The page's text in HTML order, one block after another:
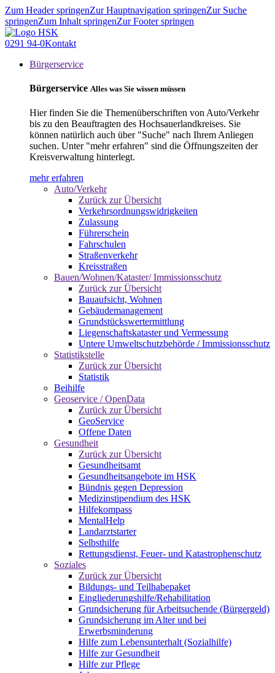
Zum Header springenZur Hauptnavigation springenZur Suche
springenZum Inhalt springenZur Footer springen
0291 94-0Kontakt
Bürgerservice
Bürgerservice Alles was Sie wissen müssen
Hier finden Sie die Themenüberschriften von Auto/Verkehr
bis zu den Beauftragten des Hochsauerlandkreises. Sie
können natürlich auch über "Suche" nach Ihrem Anliegen
suchen. Unter "mehr erfahren" sind die Öffnungszeiten der
Kreisverwaltung hinterlegt.
mehr erfahren
Auto/Verkehr
Zurück zur Übersicht
Verkehrsordnungswidrigkeiten
Zulassung
Führerschein
Fahrschulen
Straßenverkehr
Kreisstraßen
Bauen/Wohnen/Kataster/ Immissionsschutz
Zurück zur Übersicht
Bauaufsicht, Wohnen
Gebäudemanagement
Grundstückswertermittlung
Liegenschaftskataster und Vermessung
Untere Umweltschutzbehörde / Immissionsschutz
Statistikstelle
Zurück zur Übersicht
Statistik
Beihilfe
Geoservice / OpenData
Zurück zur Übersicht
GeoService
Offene Daten
Gesundheit
Zurück zur Übersicht
Gesundheitsamt
Gesundheitsangebote im HSK
Bündnis gegen Depression
Medizinstipendium des HSK
Hilfekompass
MentalHelp
Landarztstarter
Selbsthilfe
Rettungsdienst, Feuer- und Katastrophenschutz
Soziales
Zurück zur Übersicht
Bildungs- und Teilhabepaket
Eingliederungshilfe/Rehabilitation
Grundsicherung für Arbeitsuchende (Bürgergeld)
Grundsicherung im Alter und bei
Erwerbsminderung
Hilfe zum Lebensunterhalt (Sozialhilfe)
Hilfe zur Gesundheit
Hilfe zur Pflege